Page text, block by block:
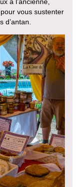
vous sustenter
d’antan.